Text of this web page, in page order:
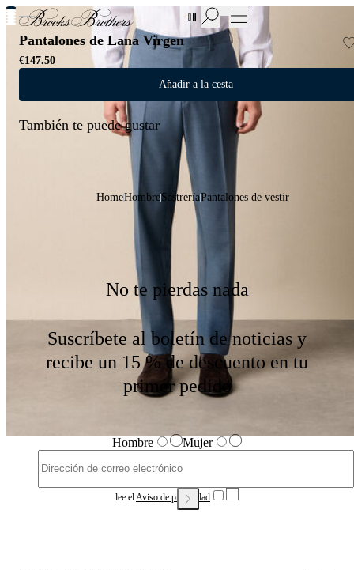
Nuevas incorporaciones a las Rebajas | Hasta 50%
Pantalones de Lana Virgen
€147.50
Añadir a la cesta
También te puede gustar
HomeHombreSastreríaPantalones de vestir
No te pierdas nada
Suscríbete al boletín de noticias y
recibe un 15 % de descuento en tu
primer pedido
Hombre Mujer
lee elAviso de privacidad